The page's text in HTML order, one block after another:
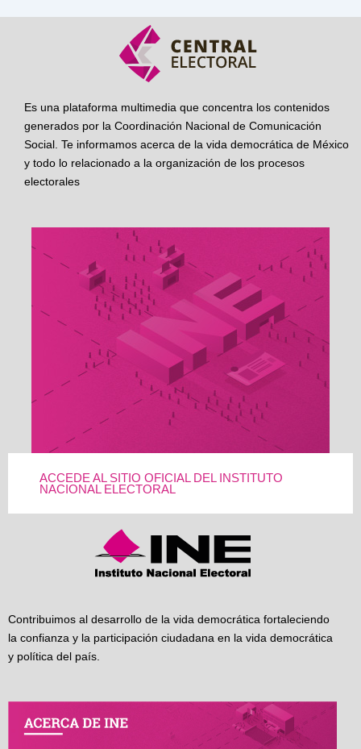
Es una plataforma multimedia que concentra los contenidos
generados por la Coordinación Nacional de Comunicación
Social. Te informamos acerca de la vida democrática de México
y todo lo relacionado a la organización de los procesos
electorales
ACCEDE AL SITIO OFICIAL DEL INSTITUTO
NACIONAL ELECTORAL
Contribuimos al desarrollo de la vida democrática fortaleciendo
la confianza y la participación ciudadana en la vida democrática
y política del país.